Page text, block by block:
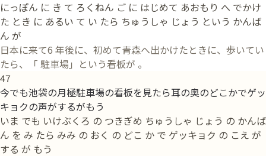
にっぽん に き て ろくねん ご に はじめて あおもり へ でかけ
た とき に あるい て い たら ちゅうしゃ じょう という かんば
ん が
日本に来て6 年後に、初めて青森へ出かけたときに、歩いてい
たら、「 駐車場」という看板が 。
47
今でも池袋の月極駐車場の看板を見たら耳の奥のどこかでゲッ
キョクの声がするがもう
いま でも いけぶくろ の つきぎめ ちゅうしゃ じょう の かんば
ん を み たら みみ の おく の どこ か で ゲッキョク の こえ が
する が もう